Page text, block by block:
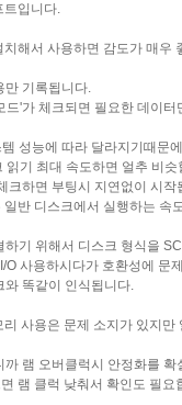
트입니다.
해서 사용하면 감도가 매우
만 기록됩니다.
드'가 체크되면 필요한 데이
성능에 따라 달라지기때문
기 최대 속도하면 얼추 비슷
크하면 부팅시 지연없이 시작
반 디스크에서 실행하는 속
하기 위해서 디스크 형식을
O 사용하시다가 호환성에 문
똑같이 인식됩니다.
사용은 문제 소지가 있지
까 램 오버클럭시 안정화를
램 클럭 낮춰서 확인도 필요